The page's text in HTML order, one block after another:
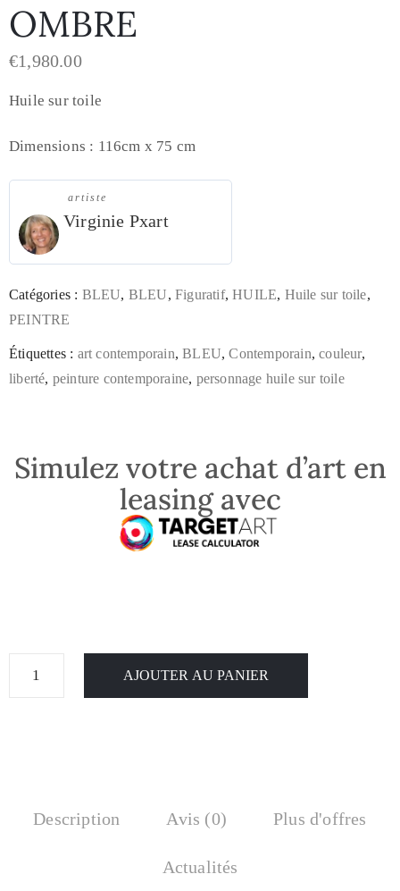
OMBRE
€1,980.00
Huile sur toile
Dimensions : 116cm x 75 cm
artiste
Virginie Pxart
Catégories : BLEU, BLEU,Figuratif,HUILE, Huile sur toile,
PEINTRE
Étiquettes : art contemporain,BLEU,Contemporain,couleur,
liberté, peinture contemporaine, personnage huile sur toile
Simulez votre achat d’art en
leasing avec
AJOUTER AU PANIER
Description Avis (0) Plus d'offres
Actualités